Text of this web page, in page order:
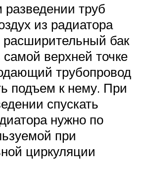
труб
из радиатора
бак
самой верхней точке
трубопровод
подъем к нему. При
спускать
нужно по
при
циркуляции